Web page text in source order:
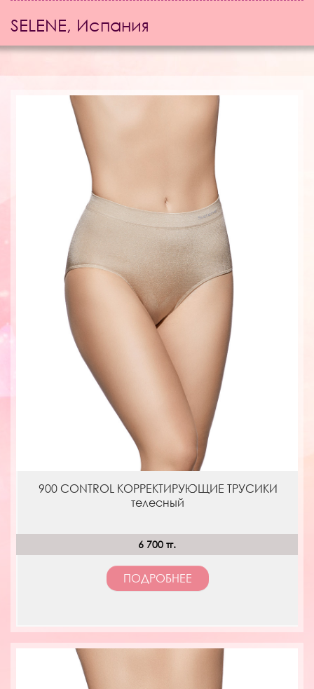
SELENE, Испания
900 CONTROL КОРРЕКТИРУЮЩИЕ ТРУСИКИ
телесный
6 700 тг.
ПОДРОБНЕЕ